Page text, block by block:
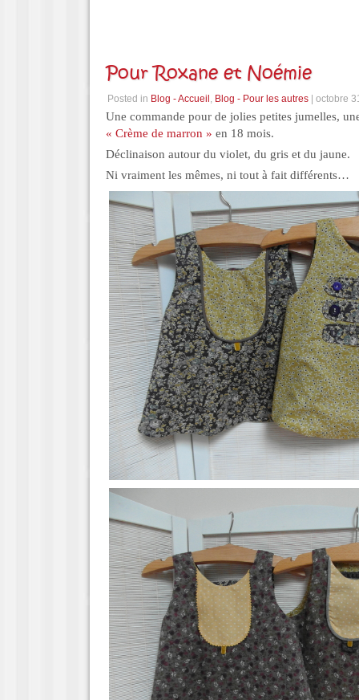
Pour Roxane et Noémie
Posted in Blog - Accueil , Blog - Pour les autres | octobre
Une commande pour de jolies petites jumelles,
« Crème de marron » en 18 mois.
Déclinaison autour du violet, du gris et du jaune.
Ni vraiment les mêmes, ni tout à fait différents…